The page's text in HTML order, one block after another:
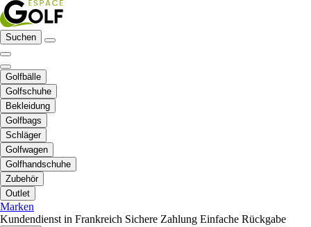
Suchen
Golfbälle
Golfschuhe
Bekleidung
Golfbags
Schläger
Golfwagen
Golfhandschuhe
Zubehör
Outlet
Marken
Kundendienst in Frankreich Sichere Zahlung Einfache Rückgabe